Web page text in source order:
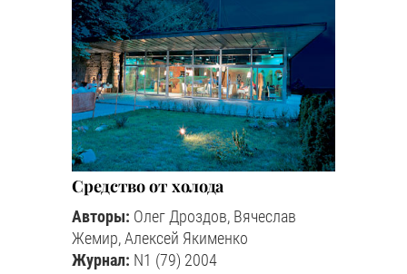
Cредство от холода
Авторы: Олег Дроздов, Вячеслав
Жемир, Алексей Якименко
Журнал: N1 (79) 2004